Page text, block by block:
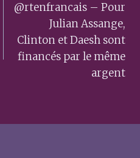
@rtenfrancais – Pour
Julian Assange,
Clinton et Daesh sont
financés par le même
argent